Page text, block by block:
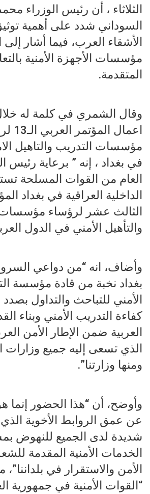
الثلاثاء ، أن رئيس الوزراء
السوداني شدد على أهمية
الأشقاء العرب، فيما أشار
مؤسسات الأجهزة الأمنية
المتقدمة.
وقال الشمري في كلمة له
اعمال
مؤسسات التدريب والتاهيل
في بغداد ، إنه ” ‏برعاية رئيس
العام من القوات المسلحة
الداخلية العراقية في بغداد
الثالث عشر لرؤساء مؤسسات
والتأهيل الأمني في الدول
وأضاف، انه “من دواعي
بغداد نخبة من قادة مؤسسة
الأمني للتباحث والتداول
كفاءة التدريب الأمني وبناء
العربية ضمن الإطار الأمن
الذي تسعى إليه جميع وزارات
ومنها وزارتنا”.
‏وأوضح، أن “هذا الحضور إنما
عن عمق الروابط الأخوية
شديدة لدى الجميع للنهوض
الخدمات الأمنية المقدمة
الأمن والاستقرار في
“القوات الأمنية في جمهورية